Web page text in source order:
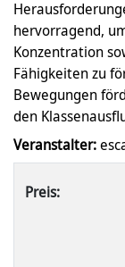
hervorragend,
Konzentration
Fähigkeiten zu
Bewegungen
den
Veranstalter:
Preis: